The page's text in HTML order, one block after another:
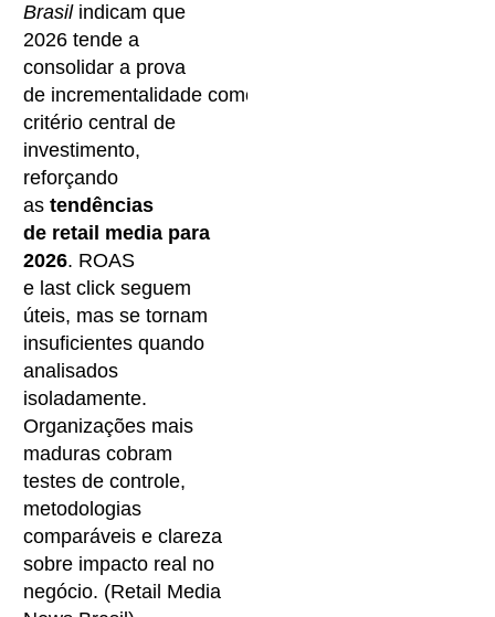
Brasilindicam que
2026 tende a
consolidar a prova
de incrementalidade como
critério central de
investimento,
reforçando
as tendências
de retail media para
2026. ROAS
e last click seguem
úteis, mas se tornam
insuficientes quando
analisados
isoladamente.
Organizações mais
maduras cobram
testes de controle,
metodologias
comparáveis e clareza
sobre impacto real no
negócio. (Retail Media